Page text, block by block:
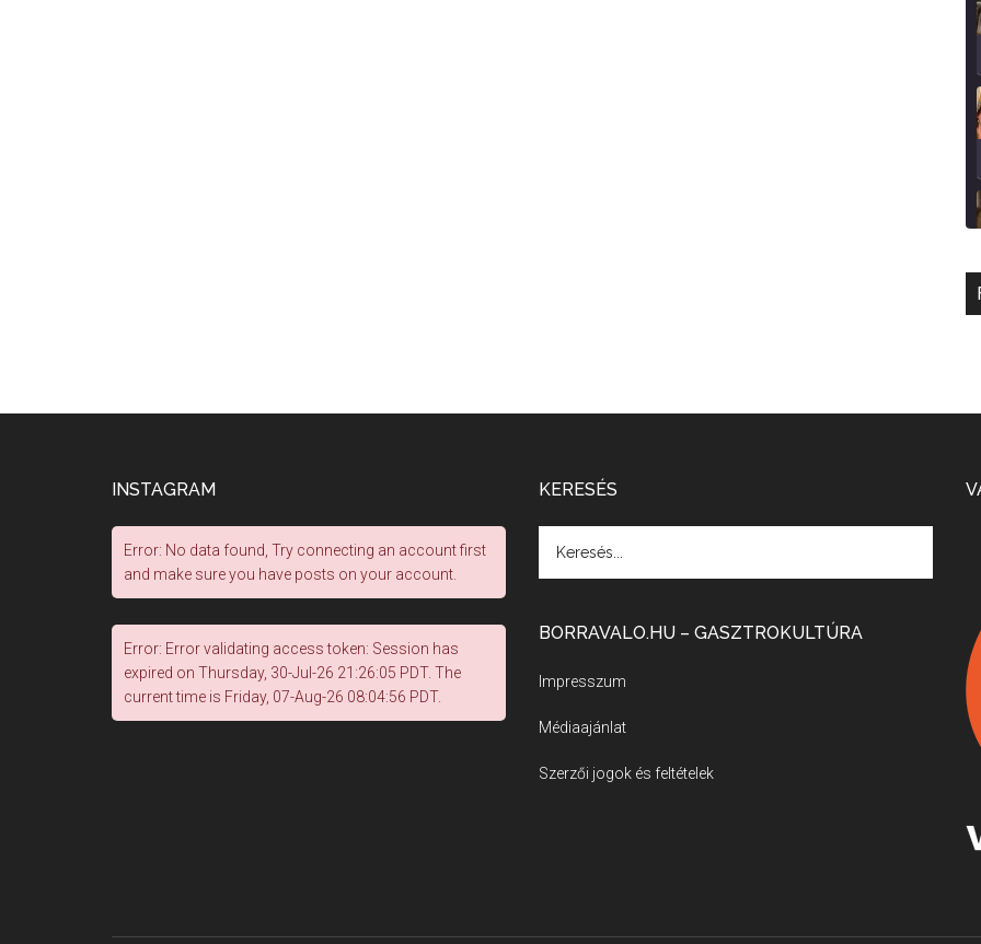
INSTAGRAM
Error: No data found, Try connecting an account first
and make sure you have posts on your account.
Error: Error validating access token: Session has
expired on Thursday, 30-Jul-26 21:26:05 PDT. The
current time is Friday, 07-Aug-26 08:04:56 PDT.
KERESÉS
BORRAVALO.HU – GASZTROKULTÚRA
Impresszum
Médiaajánlat
Szerzői jogok és feltételek